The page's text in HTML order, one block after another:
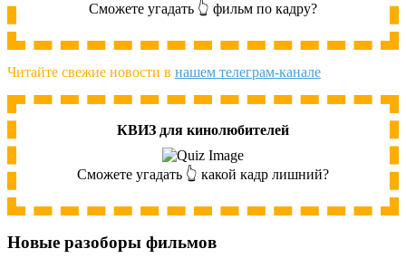
Сможете угадать 👆 фильм по кадру?
Читайте свежие новости в нашем телеграм-канале
КВИЗ для кинолюбителей
Сможете угадать 👆 какой кадр лишний?
Новые разоборы фильмов